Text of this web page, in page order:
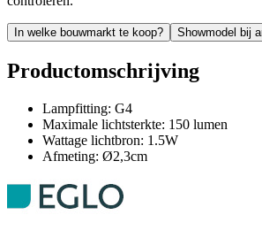
In welke bouwmarkt te koop? Showmodel bij
Productomschrijving
Lampfitting: G4
Maximale lichtsterkte: 150 lumen
Wattage lichtbron: 1.5W
Afmeting: Ø2,3cm